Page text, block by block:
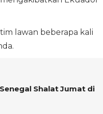
lawan beberapa kali
Shalat Jumat di